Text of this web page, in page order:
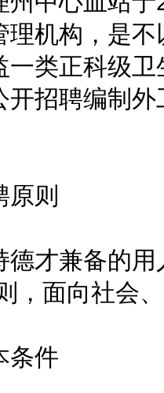
理机构，是
一类正科级
开招聘编制
则
兼备的用
，面向社会
件